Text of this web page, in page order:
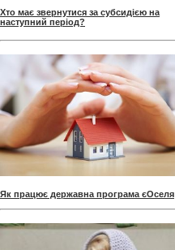
Хто має звернутися за субсидією на
наступний період?
Як працює державна програма єОселя